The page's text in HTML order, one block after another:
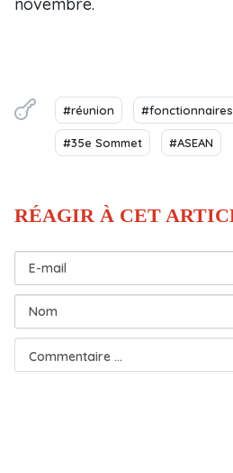
#réunion #fonctionnaires
#35e Sommet #ASEAN